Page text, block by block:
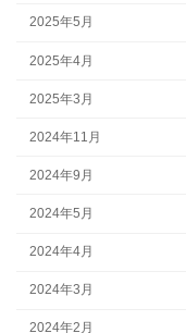
2025年5月
2025年4月
2025年3月
2024年11月
2024年9月
2024年5月
2024年4月
2024年3月
2024年2月